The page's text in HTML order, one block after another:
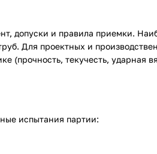
допуски и правила приемки.
Для проектных и
текучесть, ударная
испытания партии: